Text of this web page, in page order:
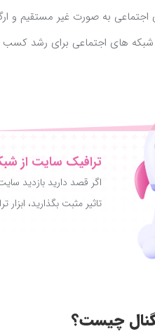
اجتماعی به صورت غیر مستقیم و
های اجتماعی برای رشد کسب
ترافیک سایت از
اگر قصد دارید بازدید
تاثیر مثبت بگذارید،
چیست؟